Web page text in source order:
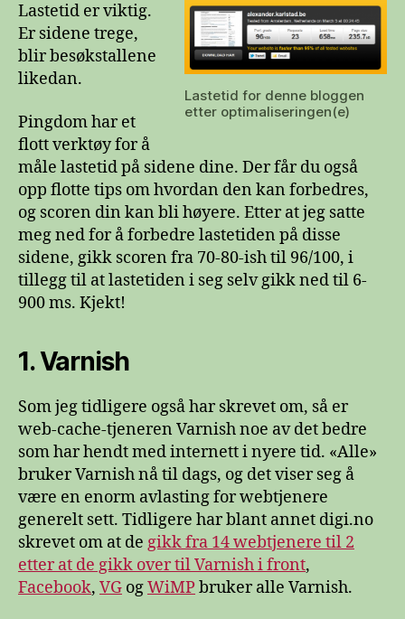
Lastetid for denne bloggen
etter optimaliseringen(e)
Lastetid er viktig.
Er sidene trege,
blir besøkstallene
likedan.
Pingdom har et
flott verktøy for å
måle lastetid på sidene dine. Der får du også
opp flotte tips om hvordan den kan forbedres,
og scoren din kan bli høyere. Etter at jeg satte
meg ned for å forbedre lastetiden på disse
sidene, gikk scoren fra 70-80-ish til 96/100, i
tillegg til at lastetiden i seg selv gikk ned til 6-
900 ms. Kjekt!
1. Varnish
Som jeg tidligere også har skrevet om, så er
web-cache-tjeneren Varnish noe av det bedre
som har hendt med internett i nyere tid. «Alle»
bruker Varnish nå til dags, og det viser seg å
være en enorm avlasting for webtjenere
generelt sett. Tidligere har blant annet digi.no
skrevet om at de gikk fra 14 webtjenere til 2
etter at de gikk over til Varnish i front,
Facebook, VG ogWiMPbruker alle Varnish.